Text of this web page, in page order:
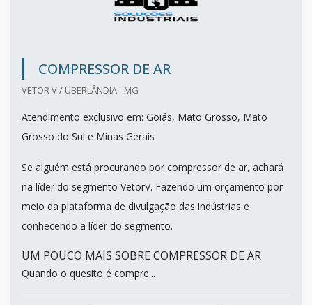
COMPRESSOR DE AR
VETOR V / UBERLÂNDIA - MG
Atendimento exclusivo em: Goiás, Mato Grosso, Mato
Grosso do Sul e Minas Gerais
Se alguém está procurando por compressor de ar, achará
na líder do segmento VetorV. Fazendo um orçamento por
meio da plataforma de divulgação das indústrias e
conhecendo a líder do segmento.
UM POUCO MAIS SOBRE COMPRESSOR DE AR
Quando o quesito é compre...